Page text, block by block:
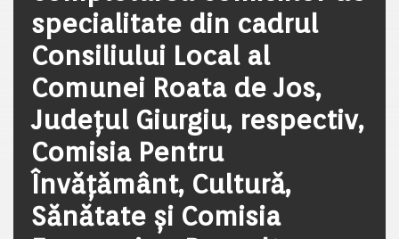
specialitate din cadrul
Consiliului Local al
Comunei Roata de Jos,
Județul Giurgiu, respectiv,
Comisia Pentru
Învăţământ, Cultură,
Sănătate şi Comisia